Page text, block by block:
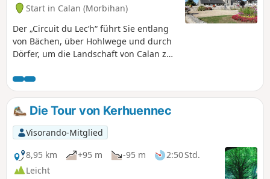
Start in Calan (Morbihan)
Der „Circuit du Lec’h“ führt Sie entlang
von Bächen, über Hohlwege und durch
Dörfer, um die Landschaft von Calan zu
ländliche Kulturerbe und den „Lec’h“
von Kerandiot, eine gallische Grabstele,
kennenzulernen. Verpassen Sie nicht
die Église de la Trinité, ein Meisterwerk
der bretonischen Romanik:
Kirchenschiff, geschnitzte Kapitelle und
Wandmalereien, gotischer Chor und
Beinhausgalerie.
Die Tour von Kerhuennec
Visorando-Mitglied
8,95 km
+95 m -95 m
2:50 Std.
Leicht